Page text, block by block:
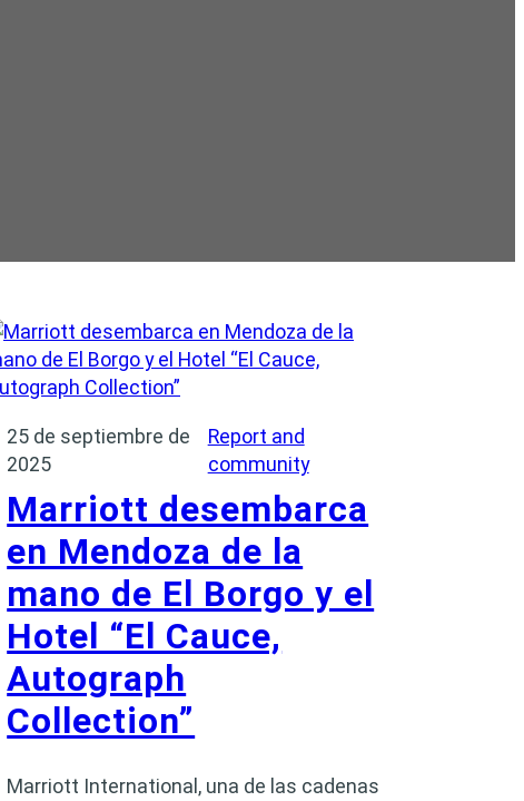
25 de septiembre de
2025
Report and
community
Marriott desembarca
en Mendoza de la
mano de El Borgo y el
Hotel “El Cauce,
Autograph
Collection”
Marriott International, una de las cadenas